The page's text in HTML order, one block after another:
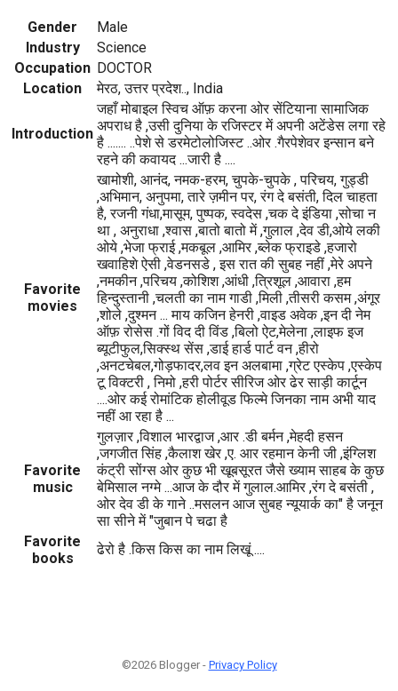
Gender
Male
Industry
Science
Occupation DOCTOR
Location
मेरठ, उत्तर प्रदेश.., India
Introduction
जहाँ मोबाइल स्विच ऑफ़ करना ओर सेंटियाना सामाजिक
अपराध है ,उसी दुनिया के रजिस्टर में अपनी अटेंडेस लगा रहे
है ....... ..पेशे से डरमेटोलोजिस्ट ..ओर .गैरपेशेवर इन्सान बने
रहने की कवायद ...जारी है ....
Favorite
movies
खामोशी, आनंद, नमक-हरम, चुपके-चुपके , परिचय, गुड्डी
,अभिमान, अनुपमा, तारे ज़मीन पर, रंग दे बसंती, दिल चाहता
है, रजनी गंधा,मासूम, पुष्पक, स्वदेस ,चक दे इंडिया ,सोचा न
था , अनुराधा ,श्वास ,बातो बातो में ,गुलाल ,देव डी,ओये लकी
ओये ,भेजा फ्राई ,मकबूल ,आमिर ,ब्लेक फ्राइडे ,हजारो
खवाहिशे ऐसी ,वेडनसडे , इस रात की सुबह नहीं ,मेरे अपने
,नमकीन ,परिचय ,कोशिश ,आंधी ,त्रिशूल ,आवारा ,हम
हिन्दुस्तानी ,चलती का नाम गाडी ,मिली ,तीसरी कसम ,अंगूर
,शोले ,दुश्मन ... माय कजिन हेनरी ,वाइड अवेक ,इन दी नेम
ऑफ़ रोसेस .गों विद दी विंड ,बिलो ऐट,मेलेना ,लाइफ इज
ब्यूटीफुल,सिक्स्थ सेंस ,डाई हार्ड पार्ट वन ,हीरो
,अनटचेबल,गोड़फादर,लव इन अलबामा ,ग्रेट एस्केप ,एस्केप
टू विक्टरी , निमो ,हरी पोर्टर सीरिज ओर ढेर साड़ी कार्टून
....ओर कई रोमांटिक होलीवूड फिल्मे जिनका नाम अभी याद
नहीं आ रहा है ...
Favorite
music
गुलज़ार ,विशाल भारद्वाज ,आर .डी बर्मन ,मेहदी हसन
,जगजीत सिंह ,कैलाश खेर ,ए. आर रहमान केनी जी ,इंग्लिश
कंट्री सोंग्स ओर कुछ भी खूबसूरत जैसे ख्याम साहब के कुछ
बेमिसाल नग्मे ...आज के दौर में गुलाल.आमिर ,रंग दे बसंती ,
ओर देव डी के गाने ..मसलन आज सुबह न्यूयार्क का" है जनून
सा सीने में "जुबान पे चढा है
Favorite
books
ढेरो है .किस किस का नाम लिखूं ....
©2026 Blogger - Privacy Policy